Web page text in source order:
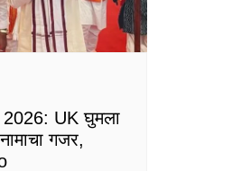
UK घुमला
गजर,